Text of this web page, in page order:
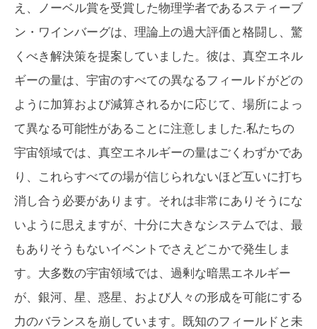
え、ノーベル賞を受賞した物理学者であるスティーブ
ン・ワインバーグは、理論上の過大評価と格闘し、驚
くべき解決策を提案していました。彼は、真空エネル
ギーの量は、宇宙のすべての異なるフィールドがどの
ように加算および減算されるかに応じて、場所によっ
て異なる可能性があることに注意しました.私たちの
宇宙領域では、真空エネルギーの量はごくわずかであ
り、これらすべての場が信じられないほど互いに打ち
消し合う必要があります。それは非常にありそうにな
いように思えますが、十分に大きなシステムでは、最
もありそうもないイベントでさえどこかで発生しま
す。大多数の宇宙領域では、過剰な暗黒エネルギー
が、銀河、星、惑星、および人々の形成を可能にする
力のバランスを崩しています。既知のフィールドと未